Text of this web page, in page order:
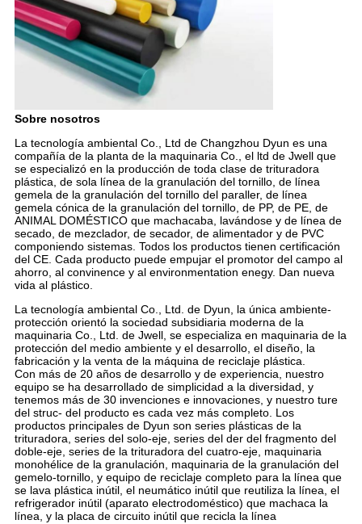
Sobre nosotros
La tecnología ambiental Co., Ltd de Changzhou Dyun es una
compañía de la planta de la maquinaria Co., el ltd de Jwell que
se especializó en la producción de toda clase de trituradora
plástica, de sola línea de la granulación del tornillo, de línea
gemela de la granulación del tornillo del paraller, de línea
gemela cónica de la granulación del tornillo, de PP, de PE, de
ANIMAL DOMÉSTICO que machacaba, lavándose y de línea de
secado, de mezclador, de secador, de alimentador y de PVC
componiendo sistemas. Todos los productos tienen certificación
del CE. Cada producto puede empujar el promotor del campo al
ahorro, al convinence y al environmentation enegy. Dan nueva
vida al plástico.
La tecnología ambiental Co., Ltd. de Dyun, la única ambiente-
protección orientó la sociedad subsidiaria moderna de la
maquinaria Co., Ltd. de Jwell, se especializa en maquinaria de la
protección del medio ambiente y el desarrollo, el diseño, la
fabricación y la venta de la máquina de reciclaje plástica.
Con más de 20 años de desarrollo y de experiencia, nuestro
equipo se ha desarrollado de simplicidad a la diversidad, y
tenemos más de 30 invenciones e innovaciones, y nuestro ture
del struc- del producto es cada vez más completo. Los
productos principales de Dyun son series plásticas de la
trituradora, series del solo-eje, series del der del fragmento del
doble-eje, series de la trituradora del cuatro-eje, maquinaria
monohélice de la granulación, maquinaria de la granulación del
gemelo-tornillo, y equipo de reciclaje completo para la línea que
se lava plástica inútil, el neumático inútil que reutiliza la línea, el
refrigerador inútil (aparato electrodoméstico) que machaca la
línea, y la placa de circuito inútil que recicla la línea